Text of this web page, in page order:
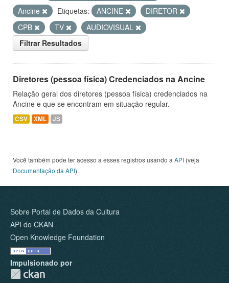
Ancine
Etiquetas: ANCINE
DIRETOR
CPB
TV
AUDIOVISUAL
Filtrar Resultados
Diretores (pessoa física) Credenciados na Ancine
Relação geral dos diretores (pessoa física) credenciados na
Ancine e que se encontram em situação regular.
CSV XML JS
Você também pode ter acesso a esses registros usando a API (veja
Documentação da API).
Sobre Portal de Dados da Cultura
API do CKAN
Open Knowledge Foundation
Impulsionado por